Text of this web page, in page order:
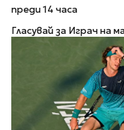
преди 14 часа
Гласувай за Играч на